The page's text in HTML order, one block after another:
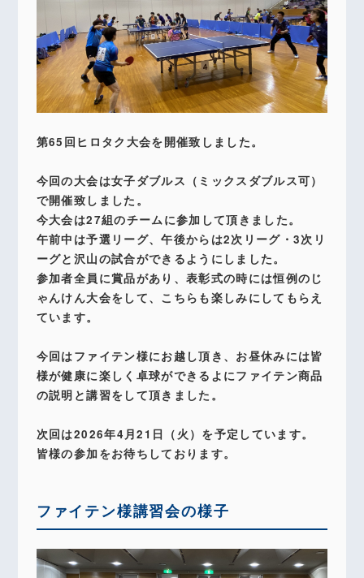
第65回ヒロタク大会を開催致しました。
今回の大会は女子ダブルス（ミックスダブルス可）
で開催致しました。
今大会は27組のチームに参加して頂きました。
午前中は予選リーグ、午後からは2次リーグ・3次リ
ーグと沢山の試合ができるようにしました。
参加者全員に賞品があり、表彰式の時には恒例のじ
ゃんけん大会をして、こちらも楽しみにしてもらえ
ています。
今回はファイテン様にお越し頂き、お昼休みには皆
様が健康に楽しく卓球ができるよにファイテン商品
の説明と講習をして頂きました。
次回は2026年4月21日（火）を予定しています。
皆様の参加をお待ちしております。
ファイテン様講習会の様子